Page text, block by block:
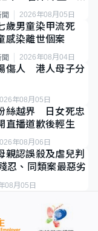
2026年08月05日
歲男童染甲流死
染離世個案
2026年08月04日
傷人 港人母子分
年08月05日
絲越界 日女死忠
播道歉後輕生
年08月06日
親認誤殺及虐兒判
忍、同類案最惡劣
08月05日